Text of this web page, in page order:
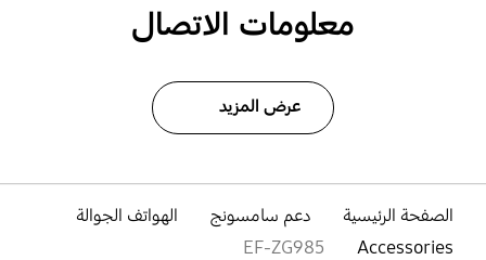
معلومات الاتصال
عرض المزيد
الصفحة الرئيسية دعم سامسونج
الهواتف الجوالة
Accessories
EF-ZG985